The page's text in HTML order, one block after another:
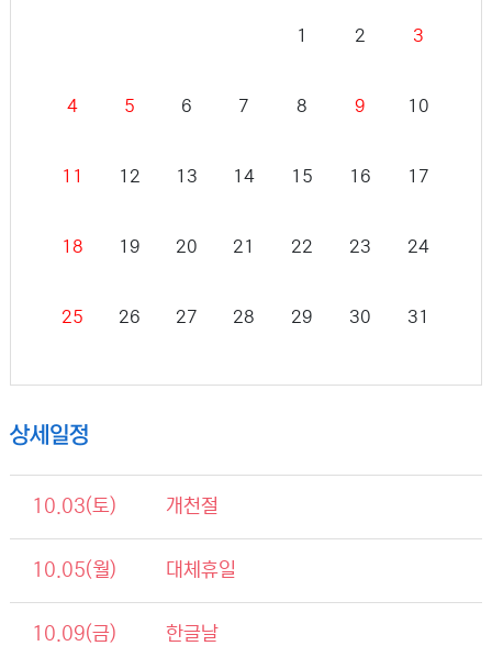
1 2 3
4 5 6 7 8 9 10
11 12 13 14 15 16 17
18 19 20 21 22 23 24
25 26 27 28 29 30 31
상세일정
10.03(토) 개천절
10.05(월) 대체휴일
10.09(금) 한글날